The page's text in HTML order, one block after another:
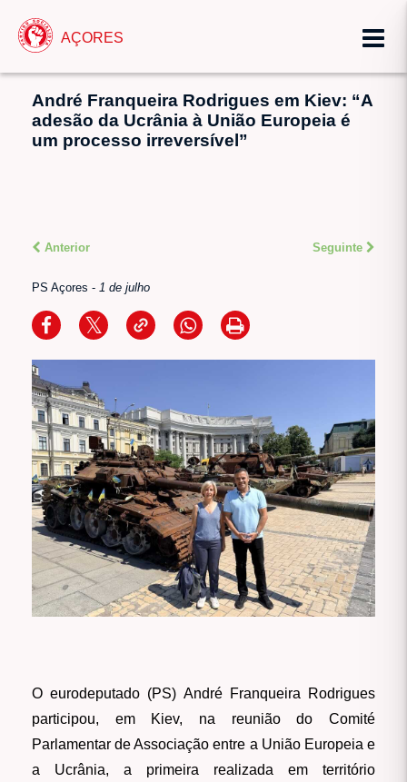
AÇORES
André Franqueira Rodrigues em Kiev: “A
adesão da Ucrânia à União Europeia é
um processo irreversível”
Anterior Seguinte
PS Açores - 1 de julho
O eurodeputado (PS) André Franqueira Rodrigues
participou, em Kiev, na reunião do Comité
Parlamentar de Associação entre a União Europeia e
a Ucrânia, a primeira realizada em território